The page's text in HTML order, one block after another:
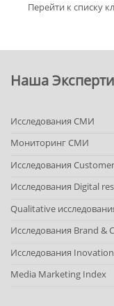
Перейти к списку
Наша
Исследования СМИ
Мониторинг СМИ
Исследования
Исследования Digital
Qualitative
Исследования Brand &
Исследования
Media Marketing Index